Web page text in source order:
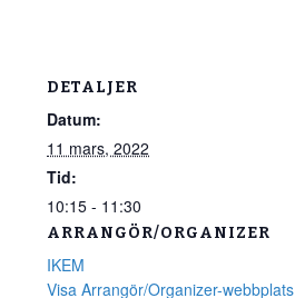
DETALJER
Datum:
11 mars, 2022
Tid:
10:15 - 11:30
ARRANGÖR/ORGANIZER
IKEM
Visa Arrangör/Organizer-webbplats